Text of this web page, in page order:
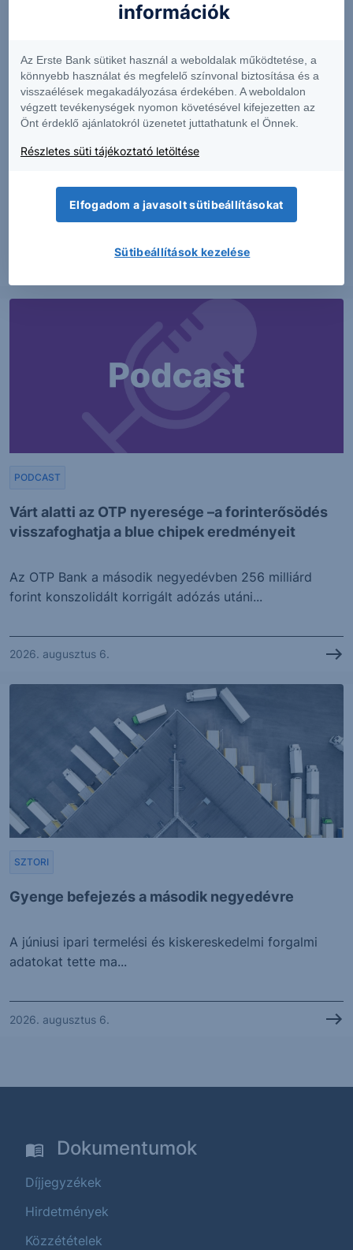
MTel: Változatlan második negyedéves
eredmény
PIACI HÍREK
Várt alatti az OTP nyeresége –a forinterősödés
visszafoghatja a blue chipek eredményeit
PODCAST
Az OTP Bank a második negyedévben 256 milliárd
forint konszolidált korrigált adózás utáni...
2026. augusztus 6.
Gyenge befejezés a második negyedévre
SZTORI
A júniusi ipari termelési és kiskereskedelmi forgalmi
adatokat tette ma...
2026. augusztus 6.
Dokumentumok
Díjjegyzékek
Hirdetmények
Közzétételek
információk
Az Erste Bank sütiket használ a weboldalak működtetése, a
könnyebb használat és megfelelő színvonal biztosítása és a
visszaélések megakadályozása érdekében. A weboldalon
végzett tevékenységek nyomon követésével kifejezetten az
Önt érdeklő ajánlatokról üzenetet juttathatunk el Önnek.
Részletes süti tájékoztató letöltése
Elfogadom a javasolt sütibeállításokat
Sütibeállítások kezelése